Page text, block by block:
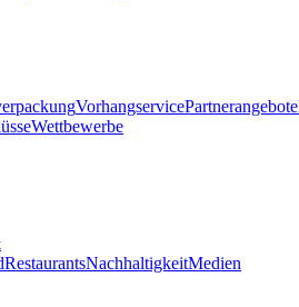
VorhangservicePartnerangebote
Wettbewerbe
RestaurantsNachhaltigkeitMedien